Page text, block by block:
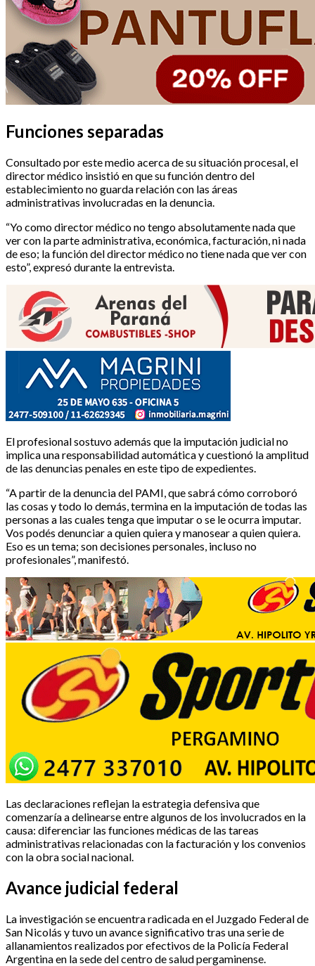
Funciones separadas
Consultado por este medio acerca de su situación procesal, el
director médico insistió en que su función dentro del
establecimiento no guarda relación con las áreas
administrativas involucradas en la denuncia.
“Yo como director médico no tengo absolutamente nada que
ver con la parte administrativa, económica, facturación, ni nada
de eso; la función del director médico no tiene nada que ver con
esto”, expresó durante la entrevista.
El profesional sostuvo además que la imputación judicial no
implica una responsabilidad automática y cuestionó la amplitud
de las denuncias penales en este tipo de expedientes.
“A partir de la denuncia del PAMI, que sabrá cómo corroboró
las cosas y todo lo demás, termina en la imputación de todas las
personas a las cuales tenga que imputar o se le ocurra imputar.
Vos podés denunciar a quien quiera y manosear a quien quiera.
Eso es un tema; son decisiones personales, incluso no
profesionales”, manifestó.
Las declaraciones reflejan la estrategia defensiva que
comenzaría a delinearse entre algunos de los involucrados en la
causa: diferenciar las funciones médicas de las tareas
administrativas relacionadas con la facturación y los convenios
con la obra social nacional.
Avance judicial federal
La investigación se encuentra radicada en el Juzgado Federal de
San Nicolás y tuvo un avance significativo tras una serie de
allanamientos realizados por efectivos de la Policía Federal
Argentina en la sede del centro de salud pergaminense.